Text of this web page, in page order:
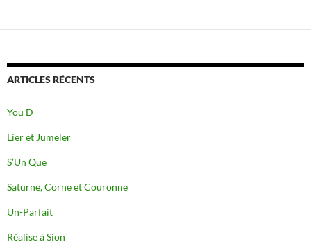
ARTICLES RÉCENTS
You D
Lier et Jumeler
S’Un Que
Saturne, Corne et Couronne
Un-Parfait
Réalise à Sion